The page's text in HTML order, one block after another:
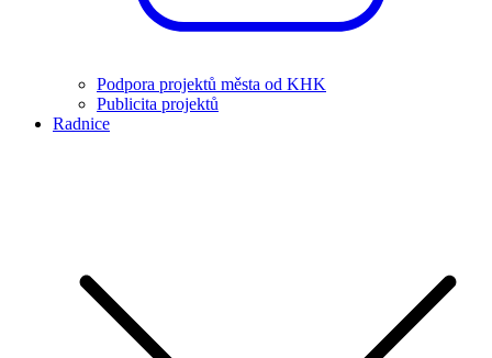
Podpora projektů města od KHK
Publicita projektů
Radnice